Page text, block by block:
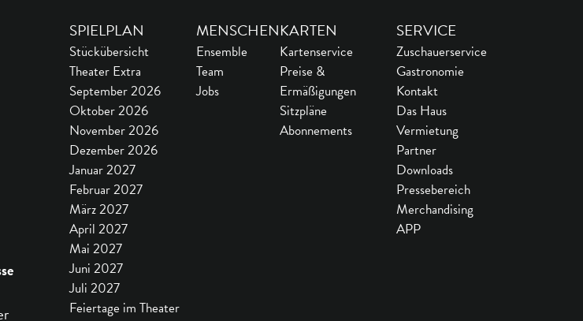
SPIELPLAN
Stückübersicht
Theater Extra
September 2026
Oktober 2026
November 2026
Dezember 2026
Januar 2027
Februar 2027
März 2027
April 2027
Mai 2027
Juni 2027
Juli 2027
Feiertage im Theater
MENSCHEN
Ensemble
Team
Jobs
KARTEN
Kartenservice
Preise &
Ermäßigungen
Sitzpläne
Abonnements
SERVICE
Zuschauerservice
Gastronomie
Kontakt
Das Haus
Vermietung
Partner
Downloads
Pressebereich
Merchandising
APP